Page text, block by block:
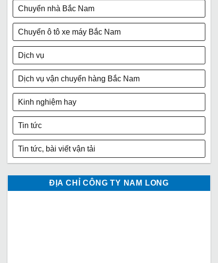
Chuyển nhà Bắc Nam
Chuyển ô tô xe máy Bắc Nam
Dịch vụ
Dịch vụ vận chuyển hàng Bắc Nam
Kinh nghiệm hay
Tin tức
Tin tức, bài viết vận tải
ĐỊA CHỈ CÔNG TY NAM LONG